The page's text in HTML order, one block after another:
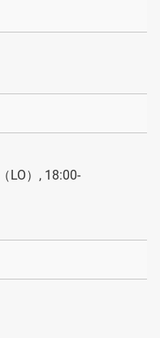
LO）, 18:00-